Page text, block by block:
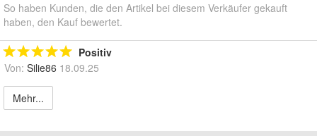
So haben Kunden, die den Artikel bei diesem Verkäufer gekauft
haben, den Kauf bewertet.
Positiv
Von: Silie86 18.09.25
Mehr...